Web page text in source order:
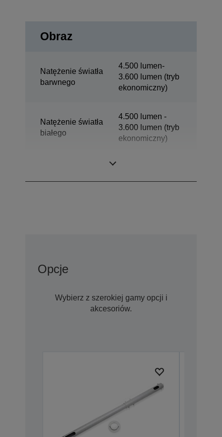
Obraz
Natężenie światła
barwnego
4.500 lumen-
3.600 lumen (tryb
ekonomiczny)
Natężenie światła
białego
4.500 lumen -
3.600 lumen (tryb
ekonomiczny)
Opcje
Wybierz z szerokiej gamy opcji i
akcesoriów.